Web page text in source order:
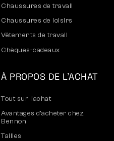
Chaussures de travail
Chaussures de loisirs
Vêtements de travail
Chèques-cadeaux
À PROPOS DE L’ACHAT
Tout sur l’achat
Avantages d’acheter chez
Bennon
Tailles